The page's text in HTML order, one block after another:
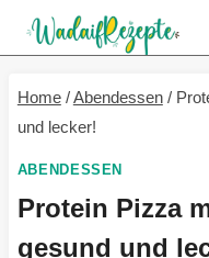
Skip
to
content
Home /Abendessen /
und lecker!
ABENDESSEN
Protein Pizza
gesund und